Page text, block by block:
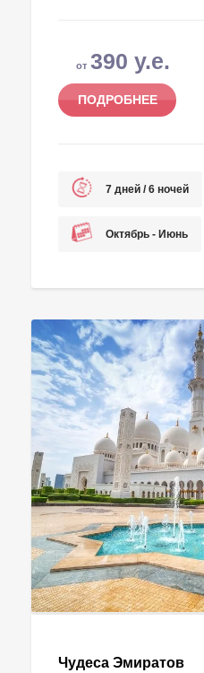
от 390 у.е.
ПОДРОБНЕЕ
7 дней / 6 ночей
Октябрь - Июнь
Чудеса Эмиратов